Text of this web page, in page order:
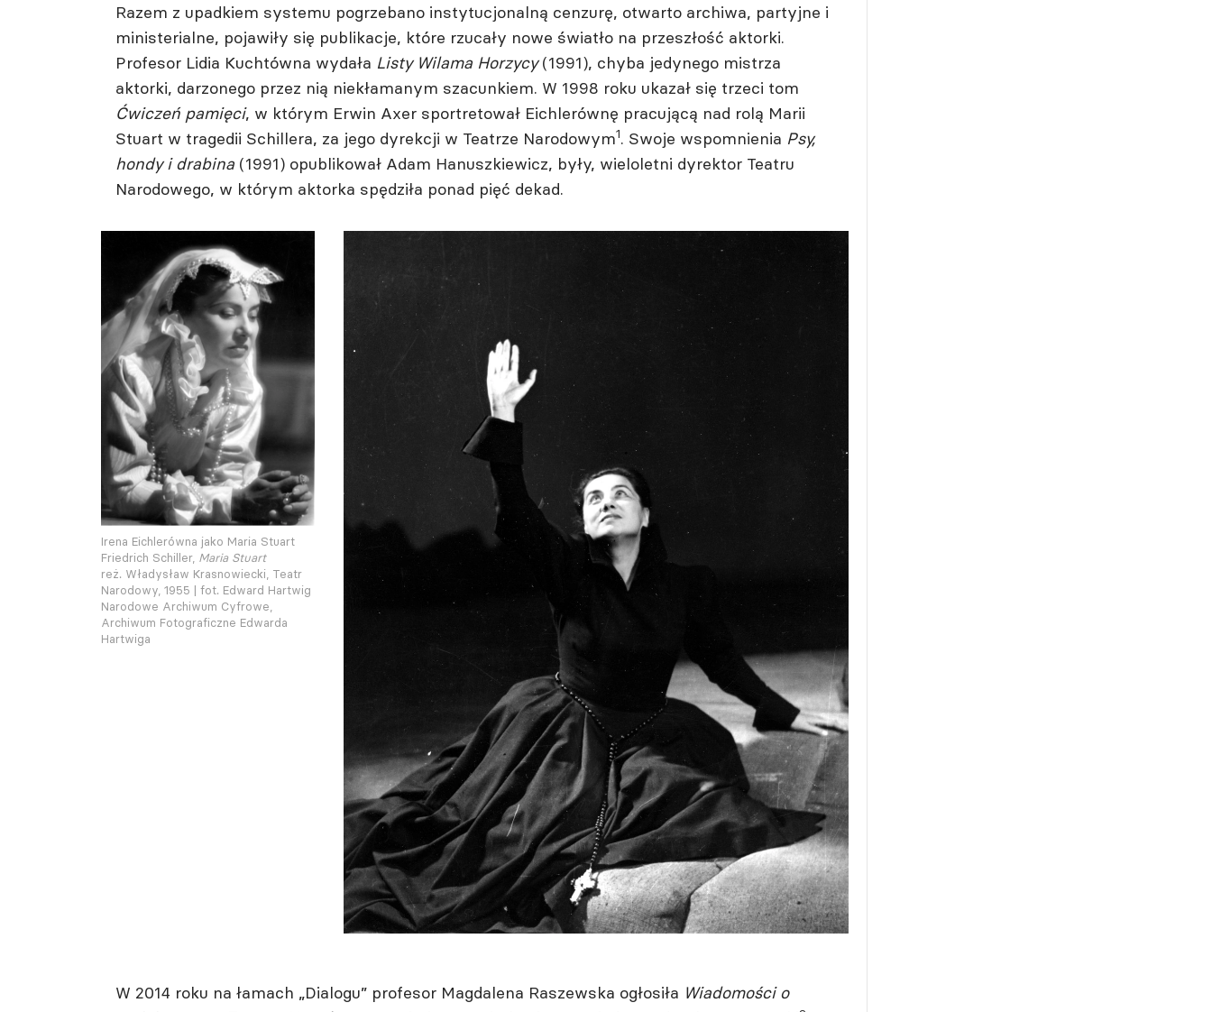
Razem z upadkiem systemu pogrzebano instytucjonalną cenzurę, otwarto archiwa, partyjne i
ministerialne, pojawiły się publikacje, które rzucały nowe światło na przeszłość aktorki.
Profesor Lidia Kuchtówna wydała Listy Wilama Horzycy(1991), chyba jedynego mistrza
aktorki, darzonego przez nią niekłamanym szacunkiem. W 1998 roku ukazał się trzeci tom
Ćwiczeń pamięci, w którym Erwin Axer sportretował Eichlerównę pracującą nad rolą Marii
Stuart w tragedii Schillera, za jego dyrekcji w Teatrze Narodowym1. Swoje wspomnienia Psy,
hondy i drabina (1991) opublikował Adam Hanuszkiewicz, były, wieloletni dyrektor Teatru
Narodowego, w którym aktorka spędziła ponad pięć dekad.
Irena Eichlerówna jako Maria Stuart
Friedrich Schiller, Maria Stuart
reż. Władysław Krasnowiecki, Teatr
Narodowy, 1955 | fot. Edward Hartwig
Narodowe Archiwum Cyfrowe,
Archiwum Fotograficzne Edwarda
Hartwiga
W 2014 roku na łamach „Dialogu” profesor Magdalena Raszewska ogłosiła Wiadomości o